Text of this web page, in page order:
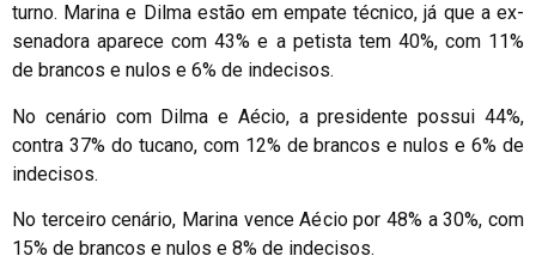
turno. Marina e Dilma estão em empate técnico, já que a ex-
senadora aparece com 43% e a petista tem 40%, com 11%
de brancos e nulos e 6% de indecisos.
No cenário com Dilma e Aécio, a presidente possui 44%,
contra 37% do tucano, com 12% de brancos e nulos e 6% de
indecisos.
No terceiro cenário, Marina vence Aécio por 48% a 30%, com
15% de brancos e nulos e 8% de indecisos.